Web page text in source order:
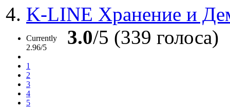
4. K-LINE Хранение и
Currently
2.96/5
1
2
3
4
5
3.0/5 (339 голоса)